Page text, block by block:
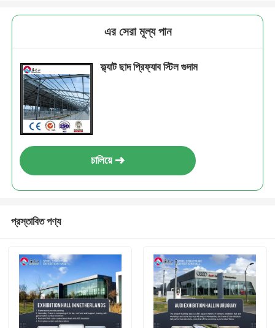
এর সেরা মূল্য পান
ফ্ল্যাট ছাদ প্রিফ্যাব স্টিল গুদাম
চালিয়ে
প্রস্তাবিত পণ্য